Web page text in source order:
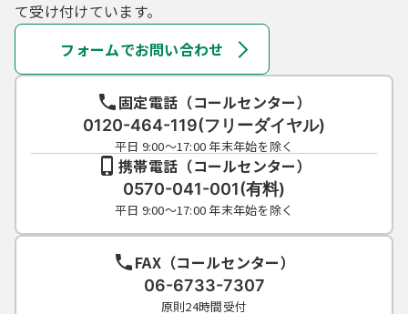
て受け付けています。
フォームでお問い合わせ
固定電話（コールセンター）
0120-464-119(フリーダイヤル)
平日 9:00～17:00 年末年始を除く
携帯電話（コールセンター）
0570-041-001(有料)
平日 9:00～17:00 年末年始を除く
FAX（コールセンター）
06-6733-7307
原則24時間受付